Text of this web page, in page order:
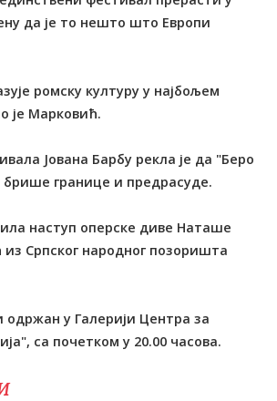
да је то нешто што Европи
ромску културу у најбољем
је Марковић.
Јована Барбу рекла је да "Беро
границе и предрасуде.
наступ оперске диве Наташе
Српског народног позоришта
у Галерији Центра за
са почетком у 20.00 часова.